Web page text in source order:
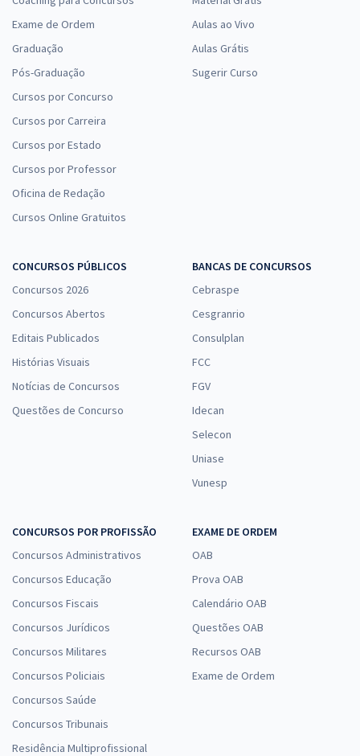
Exame de Ordem
Graduação
Pós-Graduação
Cursos por Concurso
Cursos por Carreira
Cursos por Estado
Cursos por Professor
Oficina de Redação
Cursos Online Gratuitos
Aulas ao Vivo
Aulas Grátis
Sugerir Curso
CONCURSOS PÚBLICOS
Concursos 2026
Concursos Abertos
Editais Publicados
Histórias Visuais
Notícias de Concursos
Questões de Concurso
BANCAS DE CONCURSOS
Cebraspe
Cesgranrio
Consulplan
FCC
FGV
Idecan
Selecon
Uniase
Vunesp
CONCURSOS POR PROFISSÃO
Concursos Administrativos
Concursos Educação
Concursos Fiscais
Concursos Jurídicos
Concursos Militares
Concursos Policiais
Concursos Saúde
Concursos Tribunais
Residência Multiprofissional
EXAME DE ORDEM
OAB
Prova OAB
Calendário OAB
Questões OAB
Recursos OAB
Exame de Ordem